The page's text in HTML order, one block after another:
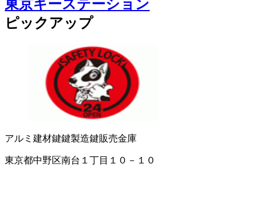
東京キーステーション
ピックアップ
アルミ建材鍵鍵製造鍵販売金庫
東京都中野区南台１丁目１０－１０